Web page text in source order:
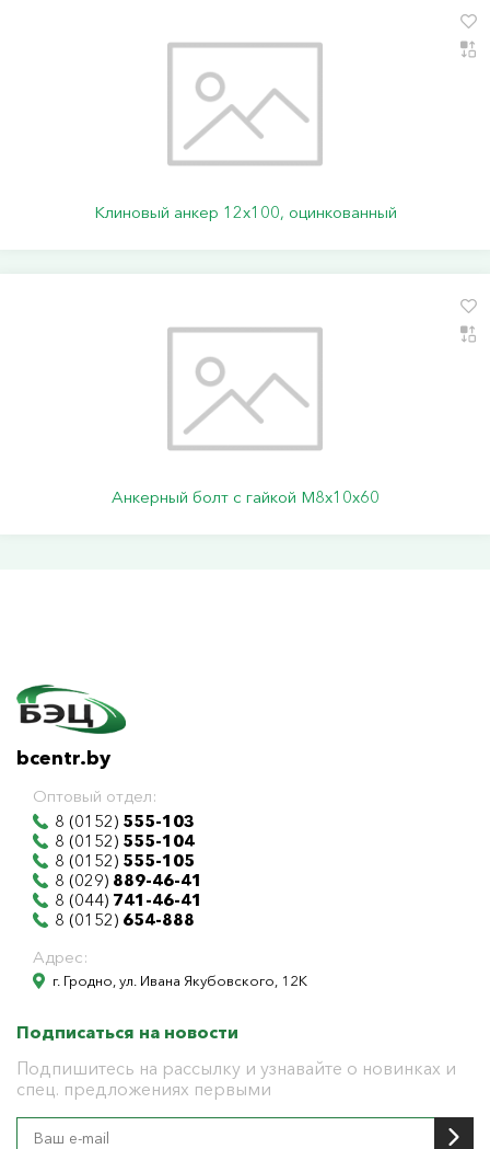
Клиновый анкер 12х100, оцинкованный
Анкерный болт с гайкой М8х10х60
bcentr.by
Оптовый отдел:
8 (0152) 555-103
8 (0152) 555-104
8 (0152) 555-105
8 (029) 889-46-41
8 (044) 741-46-41
8 (0152) 654-888
Адрес:
г. Гродно, ул. Ивана Якубовского, 12К
Подписаться на новости
Подпишитесь на рассылку и узнавайте о новинках и
спец. предложениях первыми